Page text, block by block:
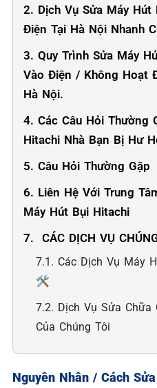
2. Dịch Vụ Sửa Máy Hút
Điện Tại Hà Nội Nhanh
3. Quy Trình Sửa Máy
Vào Điện / Không Hoạt
Hà Nội.
4. Các Câu Hỏi Thường
Hitachi Nhà Bạn Bị Hư
5. Câu Hỏi Thường Gặp
6. Liên Hệ Với Trung
Máy Hút Bụi Hitachi
7. ️ CÁC DỊCH VỤ
7.1. Các Dịch Vụ Máy
🛠️
7.2. Dịch Vụ Sửa Chữa
Của Chúng Tôi
Nguyên Nhân / Cách